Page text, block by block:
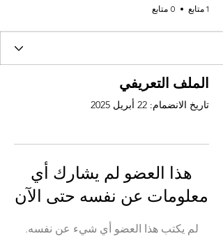
1 متابع 0 متابع
الملف التعريفي
تاريخ الانضمام: 22 أبريل 2025
هذا العضو لم يشارك أي
معلومات عن نفسه حتى الآن
لم يكتب هذا العضو أي شيء عن نفسه.